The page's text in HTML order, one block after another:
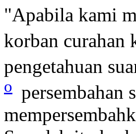
"Apabila kami
korban curahan
pengetahuan
o persembahan